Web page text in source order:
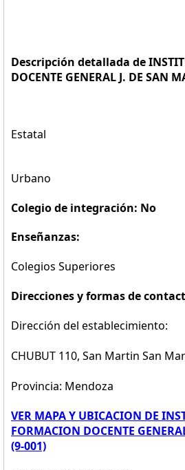
Descripción detallada de
DOCENTE GENERAL J. DE SAN
Estatal
Urbano
Colegio de integración: No
Enseñanzas:
Colegios Superiores
Direcciones y formas de
Dirección del establecimiento:
CHUBUT 110, San Martin San
Provincia: Mendoza
VER MAPA Y UBICACION DE
FORMACION DOCENTE
(9-001)